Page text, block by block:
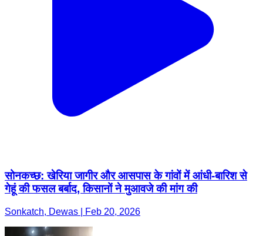
सोनकच्छ: खेरिया जागीर और आसपास के गांवों में आंधी-बारिश से
गेहूं की फसल बर्बाद, किसानों ने मुआवजे की मांग की
Sonkatch, Dewas | Feb 20, 2026